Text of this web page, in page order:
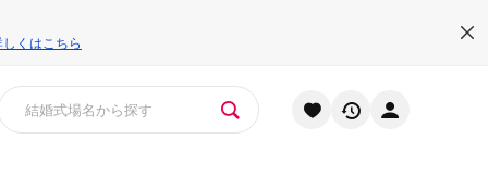
しくはこちら